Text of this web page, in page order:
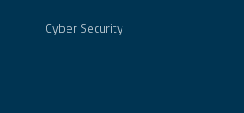
Cyber Security